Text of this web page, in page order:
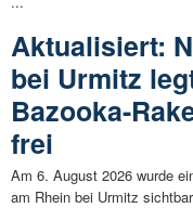
Aktualisiert:
bei Urmitz
Bazooka-
frei
Am 6. August 2026 wurde
am Rhein bei Urmitz